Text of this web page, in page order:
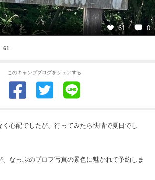
61 0
61
このキャンプブログをシェアする
く心配でしたが、行ってみたら快晴で夏日でし
、なっぷのプロフ写真の景色に魅かれて予約しま